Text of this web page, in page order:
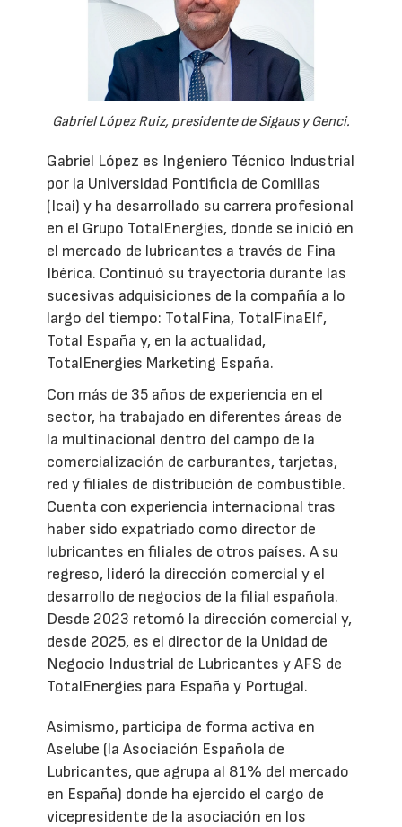
Gabriel López Ruiz, presidente de Sigaus y Genci.
Gabriel López es Ingeniero Técnico Industrial
por la Universidad Pontificia de Comillas
(Icai) y ha desarrollado su carrera profesional
en el Grupo TotalEnergies, donde se inició en
el mercado de lubricantes a través de Fina
Ibérica. Continuó su trayectoria durante las
sucesivas adquisiciones de la compañía a lo
largo del tiempo: TotalFina, TotalFinaElf,
Total España y, en la actualidad,
TotalEnergies Marketing España.
Con más de 35 años de experiencia en el
sector, ha trabajado en diferentes áreas de
la multinacional dentro del campo de la
comercialización de carburantes, tarjetas,
red y filiales de distribución de combustible.
Cuenta con experiencia internacional tras
haber sido expatriado como director de
lubricantes en filiales de otros países. A su
regreso, lideró la dirección comercial y el
desarrollo de negocios de la filial española.
Desde 2023 retomó la dirección comercial y,
desde 2025, es el director de la Unidad de
Negocio Industrial de Lubricantes y AFS de
TotalEnergies para España y Portugal.
Asimismo, participa de forma activa en
Aselube (la Asociación Española de
Lubricantes, que agrupa al 81% del mercado
en España) donde ha ejercido el cargo de
vicepresidente de la asociación en los